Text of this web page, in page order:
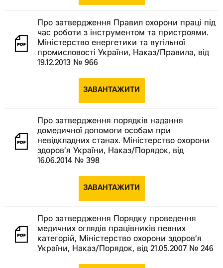
Про затвердження Правил охорони праці під
час роботи з інструментом та пристроями.
Міністерство енергетики та вугільної
промисловості України, Наказ/Правила, від
19.12.2013 № 966
ЗАВАНТАЖИТИ
Про затвердження порядків надання
домедичної допомоги особам при
невідкладних станах. Міністерство охорони
здоров’я України, Наказ/Порядок, від
16.06.2014 № 398
ЗАВАНТАЖИТИ
Про затвердження Порядку проведення
медичних оглядів працівників певних
категорій, Міністерство охорони здоров’я
України, Наказ/Порядок, від 21.05.2007 № 246